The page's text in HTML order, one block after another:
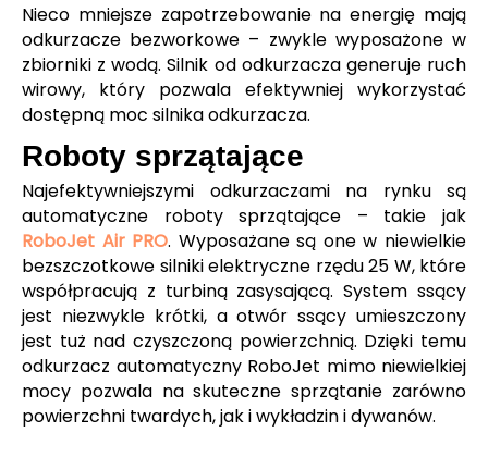
Nieco mniejsze zapotrzebowanie na energię mają
odkurzacze bezworkowe – zwykle wyposażone w
zbiorniki z wodą. Silnik od odkurzacza generuje ruch
wirowy, który pozwala efektywniej wykorzystać
dostępną moc silnika odkurzacza.
Roboty sprzątające
Najefektywniejszymi odkurzaczami na rynku są
automatyczne roboty sprzątające – takie jak
RoboJet Air PRO. Wyposażane są one w niewielkie
bezszczotkowe silniki elektryczne rzędu 25 W, które
współpracują z turbiną zasysającą. System ssący
jest niezwykle krótki, a otwór ssący umieszczony
jest tuż nad czyszczoną powierzchnią. Dzięki temu
odkurzacz automatyczny RoboJet mimo niewielkiej
mocy pozwala na skuteczne sprzątanie zarówno
powierzchni twardych, jak i wykładzin i dywanów.